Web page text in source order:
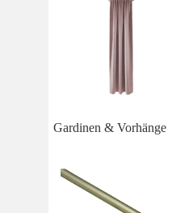
Gardinen & Vorhänge